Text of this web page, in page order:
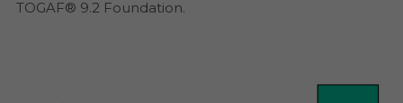
TOGAF® 9.2 Foundation.